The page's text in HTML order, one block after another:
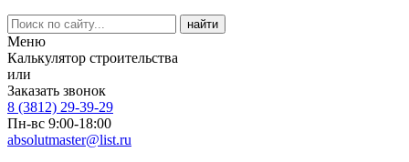
Меню
Калькулятор строительства
или
Заказать звонок
8 (3812) 29-39-29
Пн-вс 9:00-18:00
absolutmaster@list.ru